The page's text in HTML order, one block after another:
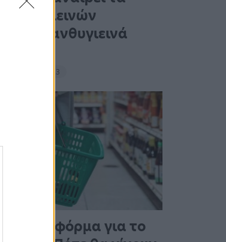
των υγιεινών
με ανθυγιεινά
2023
η πλατφόρμα για το